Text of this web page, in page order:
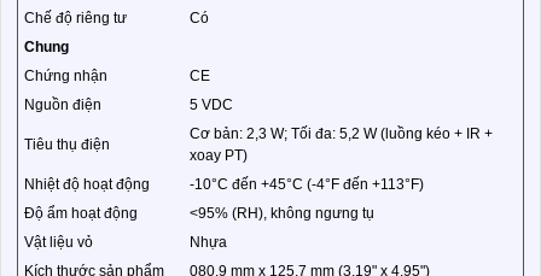
Chế độ riêng tư
Có
Chung
Chứng nhận
CE
Nguồn điện
5 VDC
Tiêu thụ điện
Cơ bản: 2,3 W; Tối đa: 5,2 W (luồng kéo + IR +
xoay PT)
Nhiệt độ hoạt động
-10°C đến +45°C (-4°F đến +113°F)
Độ ẩm hoạt động
<95% (RH), không ngưng tụ
Vật liệu vỏ
Nhựa
Kích thước sản phẩm
080,9 mm x 125,7 mm (3,19" x 4,95")